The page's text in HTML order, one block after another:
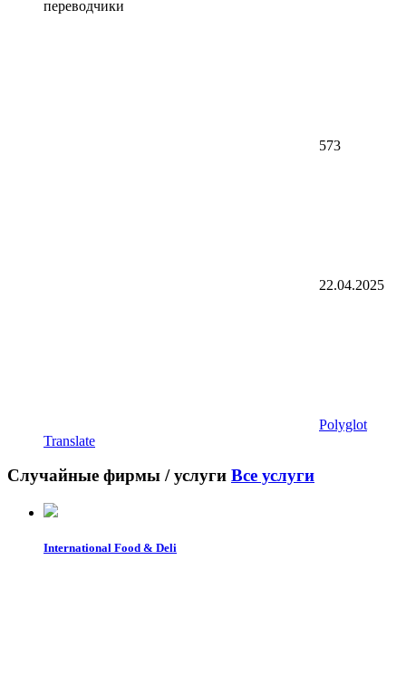
переводчики
573
22.04.2025
Polyglot
Translate
Случайные фирмы / услуги Все услуги
International Food & Deli